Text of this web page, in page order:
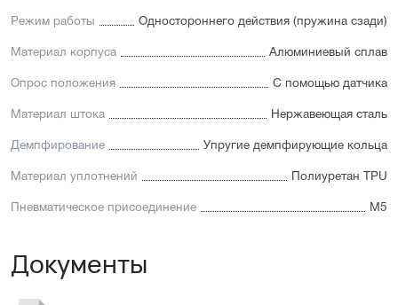
Режим работы Одностороннего действия (пружина сзади)
Материал корпуса Алюминиевый сплав
Опрос положения С помощью датчика
Материал штока Нержавеющая сталь
Демпфирование Упругие демпфирующие кольца
Материал уплотнений Полиуретан TPU
Пневматическое присоединение М5
Документы